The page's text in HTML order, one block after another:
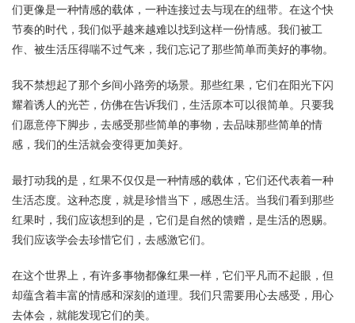
们更像是一种情感的载体，一种连接过去与现在的纽带。在这个快
节奏的时代，我们似乎越来越难以找到这样一份情感。我们被工
作、被生活压得喘不过气来，我们忘记了那些简单而美好的事物。
我不禁想起了那个乡间小路旁的场景。那些红果，它们在阳光下闪
耀着诱人的光芒，仿佛在告诉我们，生活原本可以很简单。只要我
们愿意停下脚步，去感受那些简单的事物，去品味那些简单的情
感，我们的生活就会变得更加美好。
最打动我的是，红果不仅仅是一种情感的载体，它们还代表着一种
生活态度。这种态度，就是珍惜当下，感恩生活。当我们看到那些
红果时，我们应该想到的是，它们是自然的馈赠，是生活的恩赐。
我们应该学会去珍惜它们，去感激它们。
在这个世界上，有许多事物都像红果一样，它们平凡而不起眼，但
却蕴含着丰富的情感和深刻的道理。我们只需要用心去感受，用心
去体会，就能发现它们的美。